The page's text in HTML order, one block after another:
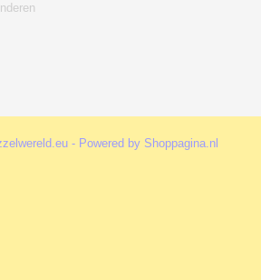
- Powered by Shoppagina.nl